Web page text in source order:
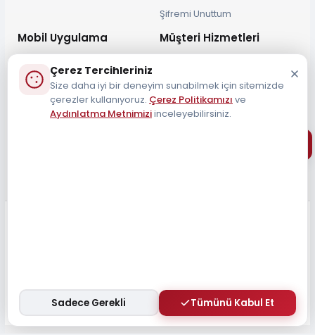
Şifremi Unuttum
Mobil Uygulama Müşteri Hizmetleri
Müşteri Destek Hattı
Çerez Tercihleriniz
Size daha iyi bir deneyim sunabilmek için sitemizde
çerezler kullanıyoruz. Çerez Politikamızı ve
Aydınlatma Metnimiziinceleyebilirsiniz.
Sadece Gerekli Tümünü Kabul Et